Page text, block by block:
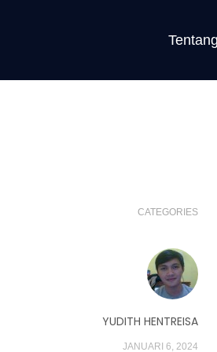
CATEGORIES
YUDITH HENTREISA
JANUARI 6, 2024